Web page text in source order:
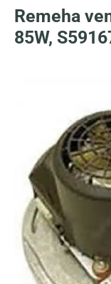
Remeha
85W,